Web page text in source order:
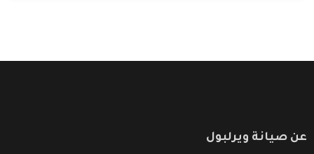
عن صيانة ويرلبول